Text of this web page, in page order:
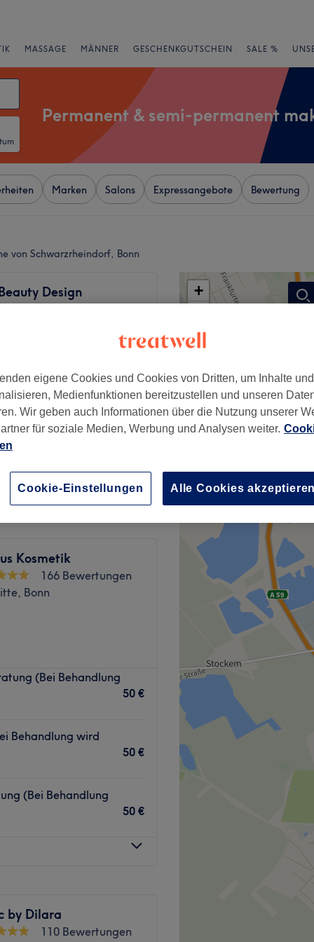
MASSAGE MÄNNER GESCHENKGUTSCHEIN SALE %
Permanent & semi-permanent
Marken Salons Expressangebote Bewertung
von Schwarzrheindorf, Bonn
Design
195 €
390 €
Arbeit
Design in Bonn-
um dich, deine Haare
von den
Nordstraße aus.
dich mit einem
und
Kosmetik
166 Bewertungen
Bonn
(Bei Behandlung
50 €
Behandlung wird
50 €
(Bei Behandlung
50 €
by Dilara
110 Bewertungen
+
eigene Cookies und Cookies von Dritten, um Inhalte
Medienfunktionen bereitzustellen und unseren
Wir geben auch Informationen über die Nutzung unserer
für soziale Medien, Werbung und Analysen weiter.
Cookie-Einstellungen Alle Cookies akzeptieren